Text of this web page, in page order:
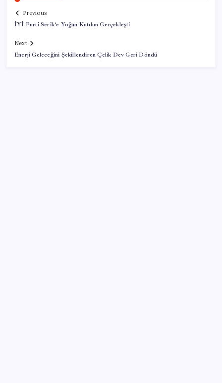
Previous
İYİ Parti Serik’e Yoğun Katılım Gerçekleşti
Next
Enerji Geleceğini Şekillendiren Çelik Dev Geri Döndü